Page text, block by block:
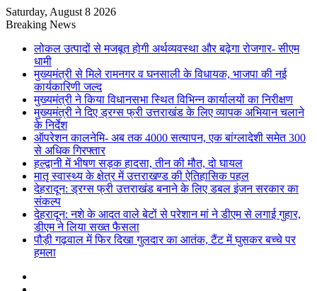
Saturday, August 8 2026
Breaking News
लोकल उत्पादों से मजबूत होगी अर्थव्यवस्था और बढ़ेगा रोजगार- सीएम
धामी
मुख्यमंत्री से मिले रामनगर व घनसाली के विधायक, भाजपा की नई
कार्यकारिणी जल्द
मुख्यमंत्री ने किया विधानसभा स्थित विभिन्न कार्यालयों का निरीक्षण
मुख्यमंत्री ने दिए ड्रग्स फ्री उत्तराखंड के लिए व्यापक अभियान चलाने
के निर्देश
ऑपरेशन कालनेमि- अब तक 4000 सत्यापन, एक बांग्लादेशी समेत 300
से अधिक गिरफ्तार
हल्द्वानी में भीषण सड़क हादसा, तीन की मौत, दो घायल
मातृ स्वास्थ्य के क्षेत्र में उत्तराखण्ड की ऐतिहासिक पहल
देहरादून: ड्रग्स फ्री उत्तराखंड बनाने के लिए डबल इंजन सरकार का
संकल्प
देहरादून: नशे के आदत वाले बेटों से परेशान मां ने डीएम से लगाई गुहार,
डीएम ने लिया सख्त फैसला
पौड़ी गढ़वाल में फिर दिखा गुलदार का आतंक, टैंट में घुसकर बच्चे पर
हमला